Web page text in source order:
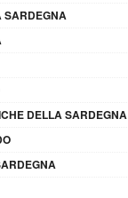
SARDEGNA
DELLA SARDEGNA